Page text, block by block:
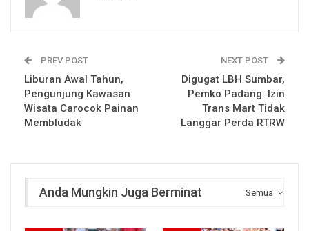
PREV POST
Liburan Awal Tahun,
Pengunjung Kawasan
Wisata Carocok Painan
Membludak
NEXT POST
Digugat LBH Sumbar,
Pemko Padang: Izin
Trans Mart Tidak
Langgar Perda RTRW
Semua
Anda Mungkin Juga Berminat